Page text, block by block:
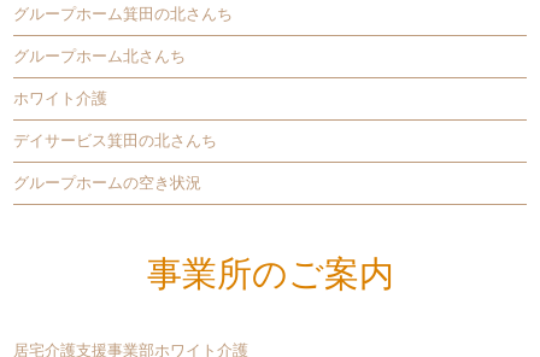
グループホーム箕田の北さんち
グループホーム北さんち
ホワイト介護
デイサービス箕田の北さんち
グループホームの空き状況
事業所のご案内
居宅介護支援事業部ホワイト介護